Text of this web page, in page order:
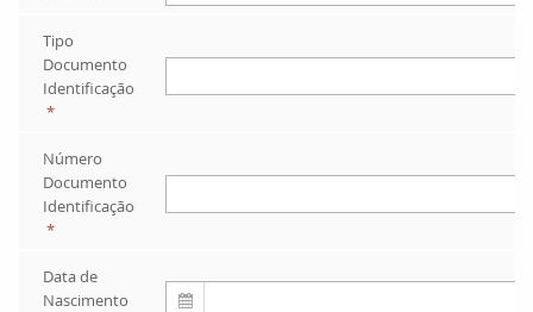
Tipo
Documento
Identificação
*
Número
Documento
Identificação
*
Data de
Nascimento